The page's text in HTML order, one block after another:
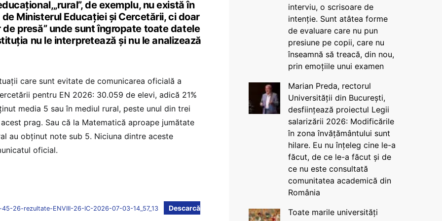
de exemplu, nu există în
Ministerul Educației și Cercetării, ci doar
presă” unde sunt îngropate toate datele
nu le interpretează și nu le analizează
care sunt evitate de comunicarea oficială a
pentru EN 2026: 30.059 de elevi, adică 21%
media 5 sau în mediul rural, peste unul din trei
prag. Sau că la Matematică aproape jumătate
au obținut note sub 5. Niciuna dintre aceste
oficial.
26-rezultate-ENVIII-26-IC-2026-07-03-14_57_13 Descarcă
interviu, o scrisoare de
intenție. Sunt atâtea forme
de evaluare care nu pun
presiune pe copii, care nu
înseamnă să treacă, din nou,
prin emoțiile unui examen
Marian Preda, rectorul
Universității din București,
desființează proiectul Legii
salarizării 2026: Modificările
în zona învățământului sunt
hilare. Eu nu înțeleg cine le-a
făcut, de ce le-a făcut și de
ce nu este consultată
comunitatea academică din
România
Toate marile universități